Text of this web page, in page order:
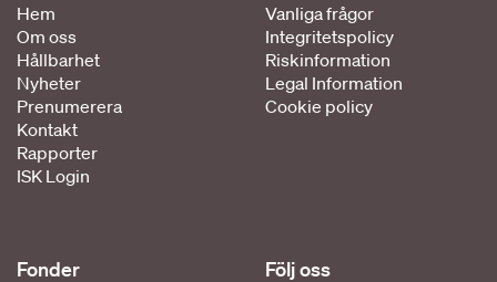
Hem
Om oss
Hållbarhet
Nyheter
Prenumerera
Kontakt
Rapporter
ISK Login
Vanliga frågor
Integritetspolicy
Riskinformation
Legal Information
Cookie policy
Fonder Följ oss